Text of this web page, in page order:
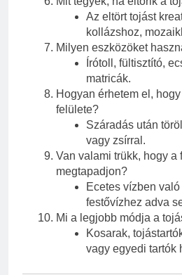
Az eltört tojást
kollázshoz,
Milyen eszközöket
Írótoll, fültisztító,
matricák.
Hogyan érhetem el,
felülete?
Száradás után
vagy zsírral.
Van valami trükk, hogy a
megtapadjon?
Ecetes vízben
festővízhez adva
Mi a legjobb módja a
Kosarak,
vagy egyedi tartók